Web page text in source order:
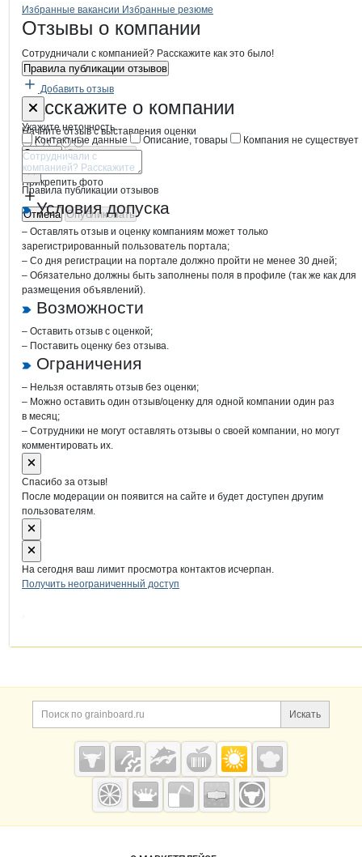
Брендыкомпани Вятка-Семена
Вакансии вВятка-Семена
Избранные вакансии Избранные резюме
Новости oВятка-Семена, ЗАО
Отзывы о компании
Сотрудничали с компанией? Расскажите как это было!
Правила публикации отзывов
Добавить отзыв
Расскажите о компании
Начните отзыв с выставления оценки
Прикрепить фото
Отмена Опубликовать
Форма обратной связи о
Укажите неточность
Контактные данные
Описание, товары Компания не существует
Отмена Опубликовать
Правила публикации отзывов
Условия допуска
– Оставлять отзыв и оценку компаниям может только
зарегистрированный пользователь портала;
– Со дня регистрации на портале должно пройти не менее 30 дней;
– Обязательно должны быть заполнены поля в профиле (так же как для
размещения объявлений).
Возможности
– Оставить отзыв с оценкой;
– Поставить оценку без отзыва.
Ограничения
– Нельзя оставлять отзыв без оценки;
– Можно оставить один отзыв/оценку для одной компании один раз
в месяц;
– Сотрудники не могут оставлять отзывы о своей компании, но могут
комментировать их.
Спасибо за отзыв!
После модерации он появится на сайте и будет доступен другим
пользователям.
На сегодня ваш лимит просмотра контактов исчерпан.
Получить неограниченный доступ
Дополнительная информация
Поиск по сайту и
Искать
Cсылки на полезные проекты
Grainboard.ru
— зерно и
мука